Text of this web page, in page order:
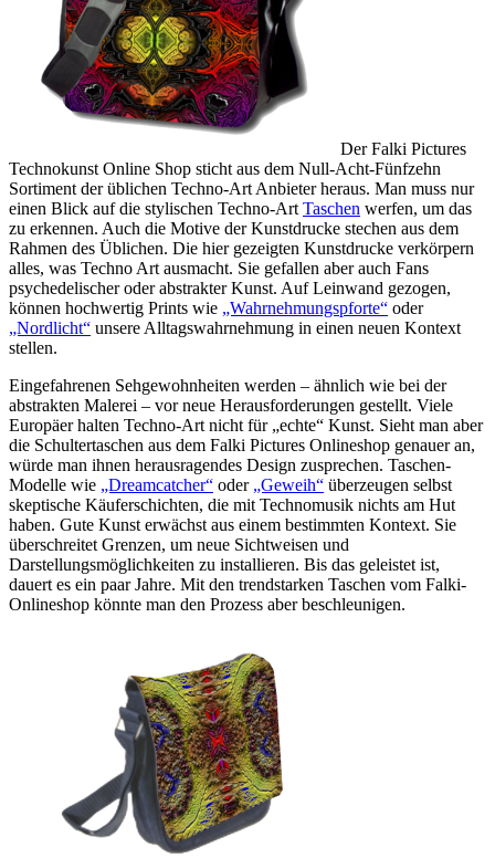
Der Falki Pictures
Technokunst Online Shop sticht aus dem Null-Acht-Fünfzehn
Sortiment der üblichen Techno-Art Anbieter heraus. Man muss nur
einen Blick auf die stylischen Techno-Art Taschen werfen, um das
zu erkennen. Auch die Motive der Kunstdrucke stechen aus dem
Rahmen des Üblichen. Die hier gezeigten Kunstdrucke verkörpern
alles, was Techno Art ausmacht. Sie gefallen aber auch Fans
psychedelischer oder abstrakter Kunst. Auf Leinwand gezogen,
können hochwertig Prints wie „Wahrnehmungspforte“ oder
„Nordlicht“ unsere Alltagswahrnehmung in einen neuen Kontext
stellen.
Eingefahrenen Sehgewohnheiten werden – ähnlich wie bei der
abstrakten Malerei – vor neue Herausforderungen gestellt. Viele
Europäer halten Techno-Art nicht für „echte“ Kunst. Sieht man aber
die Schultertaschen aus dem Falki Pictures Onlineshop genauer an,
würde man ihnen herausragendes Design zusprechen. Taschen-
Modelle wie „Dreamcatcher“ oder „Geweih“ überzeugen selbst
skeptische Käuferschichten, die mit Technomusik nichts am Hut
haben. Gute Kunst erwächst aus einem bestimmten Kontext. Sie
überschreitet Grenzen, um neue Sichtweisen und
Darstellungsmöglichkeiten zu installieren. Bis das geleistet ist,
dauert es ein paar Jahre. Mit den trendstarken Taschen vom Falki-
Onlineshop könnte man den Prozess aber beschleunigen.